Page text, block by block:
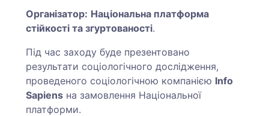
Організатор: Національна платформа
стійкості та згуртованості.
Під час заходу буде презентовано
результати соціологічного дослідження,
проведеного соціологічною компанією Info
Sapiens на замовлення Національної
платформи.